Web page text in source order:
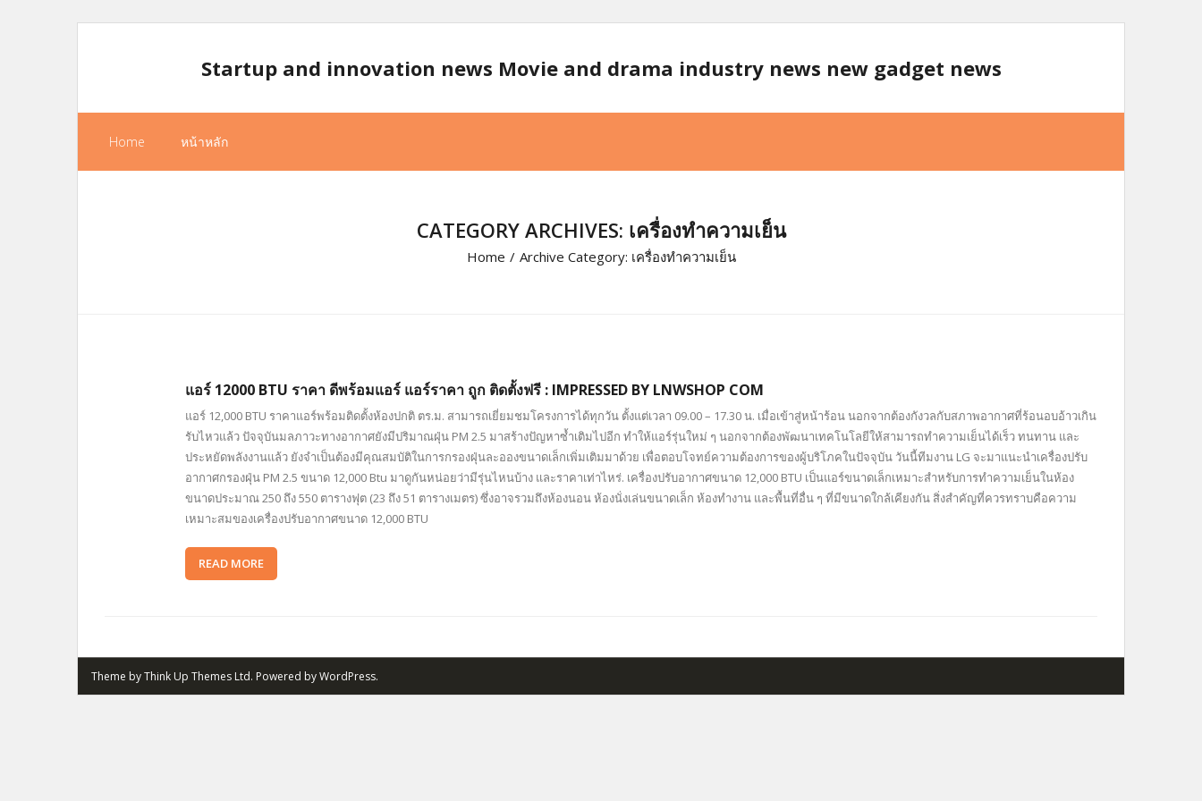
Startup and innovation news Movie and drama industry news new gadget news
Home หน้าหลัก
CATEGORY ARCHIVES: เครื่องทำความเย็น
Home / Archive Category: เครื่องทำความเย็น
แอร์ 12000 BTU ราคา ดีพร้อมแอร์ แอร์ราคา ถูก ติดตั้งฟรี : IMPRESSED BY LNWSHOP COM
แอร์ 12,000 BTU ราคาแอร์พร้อมติดตั้งห้องปกติ ตร.ม. สามารถเยี่ยมชมโครงการได้ทุกวัน ตั้งแต่เวลา 09.00 – 17.30 น. เมื่อเข้าสู่หน้าร้อน นอกจากต้องกังวลกับสภาพอากาศที่ร้อนอบอ้าวเกิน
รับไหวแล้ว ปัจจุบันมลภาวะทางอากาศยังมีปริมาณฝุ่น PM 2.5 มาสร้างปัญหาซ้ำเติมไปอีก ทำให้แอร์รุ่นใหม่ ๆ นอกจากต้องพัฒนาเทคโนโลยีให้สามารถทำความเย็นได้เร็ว ทนทาน และ
ประหยัดพลังงานแล้ว ยังจำเป็นต้องมีคุณสมบัติในการกรองฝุ่นละอองขนาดเล็กเพิ่มเติมมาด้วย เพื่อตอบโจทย์ความต้องการของผู้บริโภคในปัจจุบัน วันนี้ทีมงาน LG จะมาแนะนำเครื่องปรับ
อากาศกรองฝุ่น PM 2.5 ขนาด 12,000 Btu มาดูกันหน่อยว่ามีรุ่นไหนบ้าง และราคาเท่าไหร่. เครื่องปรับอากาศขนาด 12,000 BTU เป็นแอร์ขนาดเล็กเหมาะสำหรับการทำความเย็นในห้อง
ขนาดประมาณ 250 ถึง 550 ตารางฟุต (23 ถึง 51 ตารางเมตร) ซึ่งอาจรวมถึงห้องนอน ห้องนั่งเล่นขนาดเล็ก ห้องทำงาน และพื้นที่อื่น ๆ ที่มีขนาดใกล้เคียงกัน สิ่งสำคัญที่ควรทราบคือความ
เหมาะสมของเครื่องปรับอากาศขนาด 12,000 BTU
READ MORE
Theme byThink Up Themes Ltd. Powered byWordPress.